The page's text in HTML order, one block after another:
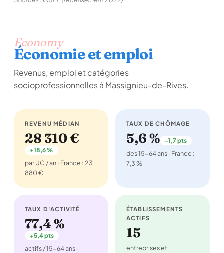
Economy
Économie et emploi
Revenus, emploi et catégories
socioprofessionnelles à Massignieu-de-Rives.
REVENU MÉDIAN
28 310 €
+18,6 %
par UC / an · France : 23
880 €
TAUX DE CHÔMAGE
5,6 % -1,7 pts
des 15-64 ans · France :
7,3 %
TAUX D'ACTIVITÉ
77,4 %
+5,4 pts
actifs / 15-64 ans ·
ÉTABLISSEMENTS
ACTIFS
15
entreprises et